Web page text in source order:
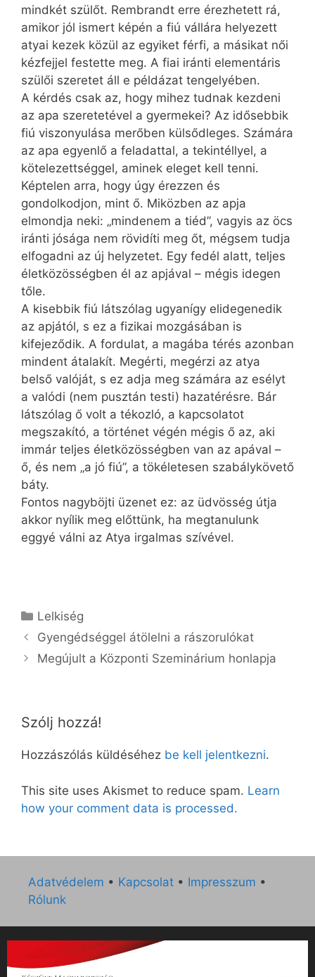
mindkét szülőt. Rembrandt erre érezhetett rá,
amikor jól ismert képén a fiú vállára helyezett
atyai kezek közül az egyiket férfi, a másikat női
kézfejjel festette meg. A fiai iránti elementáris
szülői szeretet áll e példázat tengelyében.
A kérdés csak az, hogy mihez tudnak kezdeni
az apa szeretetével a gyermekei? Az idősebbik
fiú viszonyulása merőben külsődleges. Számára
az apa egyenlő a feladattal, a tekintéllyel, a
kötelezettséggel, aminek eleget kell tenni.
Képtelen arra, hogy úgy érezzen és
gondolkodjon, mint ő. Miközben az apja
elmondja neki: „mindenem a tiéd”, vagyis az öcs
iránti jósága nem rövidíti meg őt, mégsem tudja
elfogadni az új helyzetet. Egy fedél alatt, teljes
életközösségben él az apjával – mégis idegen
tőle.
A kisebbik fiú látszólag ugyanígy elidegenedik
az apjától, s ez a fizikai mozgásában is
kifejeződik. A fordulat, a magába térés azonban
mindent átalakít. Megérti, megérzi az atya
belső valóját, s ez adja meg számára az esélyt
a valódi (nem pusztán testi) hazatérésre. Bár
látszólag ő volt a tékozló, a kapcsolatot
megszakító, a történet végén mégis ő az, aki
immár teljes életközösségben van az apával –
ő, és nem „a jó fiú”, a tökéletesen szabálykövető
báty.
Fontos nagyböjti üzenet ez: az üdvösség útja
akkor nyílik meg előttünk, ha megtanulunk
eggyé válni az Atya irgalmas szívével.
Kategória
Lelkiség
Gyengédséggel átölelni a rászorulókat
Megújult a Központi Szeminárium honlapja
Szólj hozzá!
Hozzászólás küldéséhez be kell jelentkezni.
This site uses Akismet to reduce spam. Learn
how your comment data is processed.
Adatvédelem • Kapcsolat • Impresszum •
Rólunk